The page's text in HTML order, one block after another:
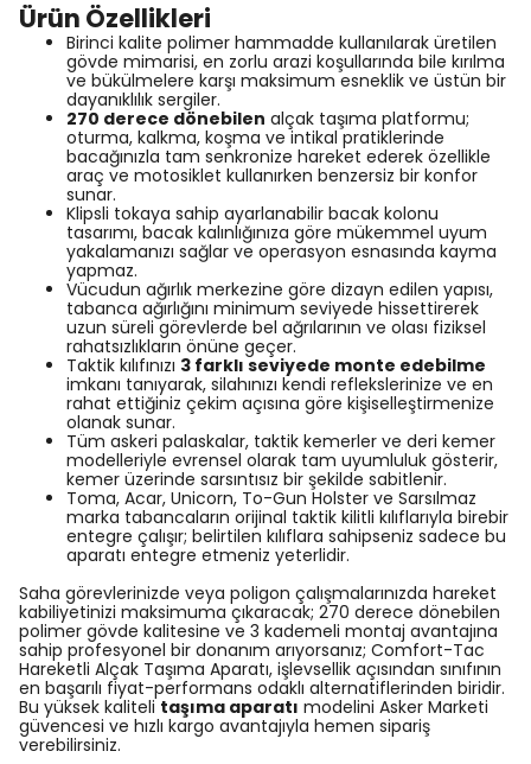
Ürün Özellikleri
Birinci kalite polimer hammadde kullanılarak üretilen
gövde mimarisi, en zorlu arazi koşullarında bile kırılma
ve bükülmelere karşı maksimum esneklik ve üstün bir
dayanıklılık sergiler.
270 derece dönebilen alçak taşıma platformu;
oturma, kalkma, koşma ve intikal pratiklerinde
bacağınızla tam senkronize hareket ederek özellikle
araç ve motosiklet kullanırken benzersiz bir konfor
sunar.
Klipsli tokaya sahip ayarlanabilir bacak kolonu
tasarımı, bacak kalınlığınıza göre mükemmel uyum
yakalamanızı sağlar ve operasyon esnasında kayma
yapmaz.
Vücudun ağırlık merkezine göre dizayn edilen yapısı,
tabanca ağırlığını minimum seviyede hissettirerek
uzun süreli görevlerde bel ağrılarının ve olası fiziksel
rahatsızlıkların önüne geçer.
Taktik kılıfınızı 3 farklı seviyede monte edebilme
imkanı tanıyarak, silahınızı kendi reflekslerinize ve en
rahat ettiğiniz çekim açısına göre kişiselleştirmenize
olanak sunar.
Tüm askeri palaskalar, taktik kemerler ve deri kemer
modelleriyle evrensel olarak tam uyumluluk gösterir,
kemer üzerinde sarsıntısız bir şekilde sabitlenir.
Toma, Acar, Unicorn, To-Gun Holster ve Sarsılmaz
marka tabancaların orijinal taktik kilitli kılıflarıyla birebir
entegre çalışır; belirtilen kılıflara sahipseniz sadece bu
aparatı entegre etmeniz yeterlidir.
Saha görevlerinizde veya poligon çalışmalarınızda hareket
kabiliyetinizi maksimuma çıkaracak; 270 derece dönebilen
polimer gövde kalitesine ve 3 kademeli montaj avantajına
sahip profesyonel bir donanım arıyorsanız; Comfort-Tac
Hareketli Alçak Taşıma Aparatı, işlevsellik açısından sınıfının
en başarılı fiyat-performans odaklı alternatiflerinden biridir.
Bu yüksek kaliteli taşıma aparatı modelini Asker Marketi
güvencesi ve hızlı kargo avantajıyla hemen sipariş
verebilirsiniz.